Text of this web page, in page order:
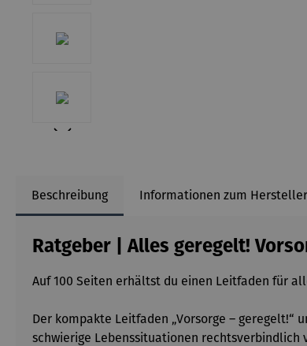
Beschreibung Informationen zum Hersteller
Ratgeber | Alles geregelt!
Auf 100 Seiten erhältst du einen Leitfaden für
Der kompakte Leitfaden „Vorsorge –
schwierige Lebenssituationen rechtsverbindlich